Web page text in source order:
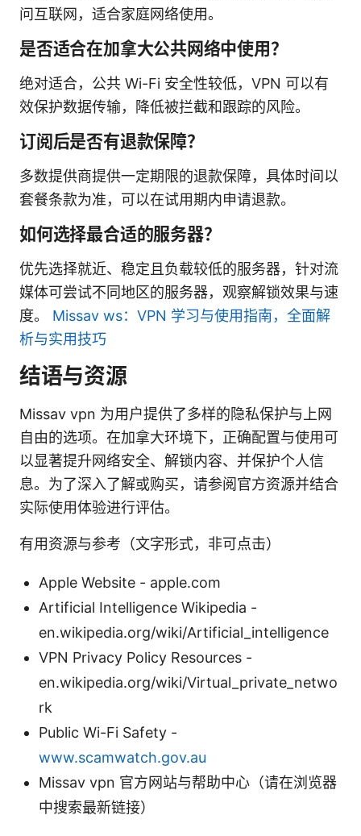
问互联网，适合家庭网络使用。
是否适合在加拿大公共网络中使用？
绝对适合，公共 Wi-Fi 安全性较低，VPN 可以有
效保护数据传输，降低被拦截和跟踪的风险。
订阅后是否有退款保障？
多数提供商提供一定期限的退款保障，具体时间以
套餐条款为准，可以在试用期内申请退款。
如何选择最合适的服务器？
优先选择就近、稳定且负载较低的服务器，针对流
媒体可尝试不同地区的服务器，观察解锁效果与速
度。 Missav ws：VPN 学习与使用指南，全面解
析与实用技巧
结语与资源
Missav vpn 为用户提供了多样的隐私保护与上网
自由的选项。在加拿大环境下，正确配置与使用可
以显著提升网络安全、解锁内容、并保护个人信
息。为了深入了解或购买，请参阅官方资源并结合
实际使用体验进行评估。
有用资源与参考（文字形式，非可点击）
Apple Website - apple.com
Artificial Intelligence Wikipedia -
en.wikipedia.org/wiki/Artificial_intelligence
VPN Privacy Policy Resources -
en.wikipedia.org/wiki/Virtual_private_netwo
rk
Public Wi-Fi Safety -
www.scamwatch.gov.au
Missav vpn 官方网站与帮助中心（请在浏览器
中搜索最新链接）